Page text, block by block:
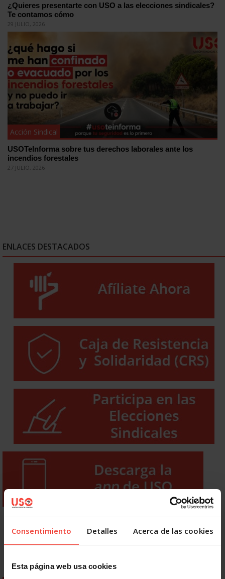
Consentimiento Detalles Acerca de las cookies
Esta página web usa cookies
¿Quieres presentarte con USO a las elecciones sindicales?
Te contamos cómo
29 JULIO, 2026
Acción Sindical
USOTeInforma sobre tus derechos laborales ante los
incendios forestales
27 JULIO, 2026
ENLACES DESTACADOS